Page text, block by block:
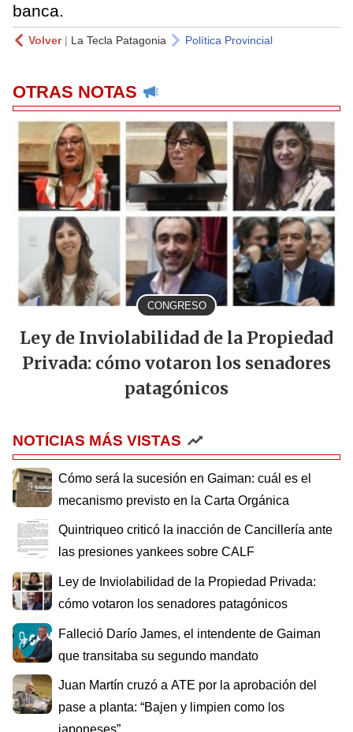
banca.
Volver| La Tecla Patagonia Política Provincial
OTRAS NOTAS
CONGRESO
Ley de Inviolabilidad de la Propiedad
Privada: cómo votaron los senadores
patagónicos
NOTICIAS MÁS VISTAS
Cómo será la sucesión en Gaiman: cuál es el
mecanismo previsto en la Carta Orgánica
Quintriqueo criticó la inacción de Cancillería ante
las presiones yankees sobre CALF
Ley de Inviolabilidad de la Propiedad Privada:
cómo votaron los senadores patagónicos
Falleció Darío James, el intendente de Gaiman
que transitaba su segundo mandato
Juan Martín cruzó a ATE por la aprobación del
pase a planta: “Bajen y limpien como los